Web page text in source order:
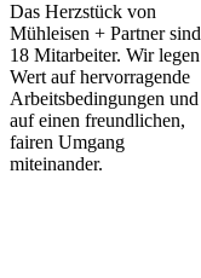
Das Herzstück von
Mühleisen + Partner sind
18 Mitarbeiter. Wir legen
Wert auf hervorragende
Arbeitsbedingungen und
auf einen freundlichen,
fairen Umgang
miteinander.